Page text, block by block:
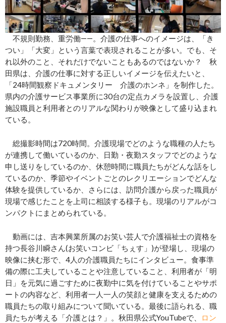
不規則勤務、重労働――。介護の仕事へのイメージは、「き
つい」「大変」という言葉で表現されることが多い。でも、そ
れ以外のこと、それだけでないこともあるのではないか？ 秋
田県は、介護の仕事に対する正しいイメージを伝えたいと、
「24時間観察ドキュメンタリー 介護のホンネ」を制作した。
県内の介護サービス事業所に30台の定点カメラを設置し、介護
施設職員と利用者とのリアルな関わりが映像として盛り込まれ
ている。
総撮影時間は720時間。介護現場でどのような職種の人たち
が連携して働いているのか、日勤・夜勤スタッフでどのような
申し送りをしているのか、休憩時間に職員たちがどんな話をし
ているのか、季節やイベントごとのレクリエーションでどんな
体験を提供しているか、さらには、訪問介護から戻った職員が
現場で感じたことを上司に相談する様子も。現場のリアルがコ
ンパクトにまとめられている。
動画には、吉本興業所属のお笑い芸人で介護福祉士の資格を
持つ長谷川瞬さん(お笑いコンビ「ちぇす」)が登場し、現場の
映像に挟む形で、4人の介護職員たちにインタビュー。食事準
備の際に工夫していることや注意していること、利用者が「明
日」を元気に過ごすために夜勤中に気を付けていることやサポ
ートの内容など、利用者一人一人の笑顔と健康を支えるための
職員たちの取り組みについて聞いている。最後に語られる、職
員たちが考える「介護とは？」。秋田県公式YouTubeで、
ロン